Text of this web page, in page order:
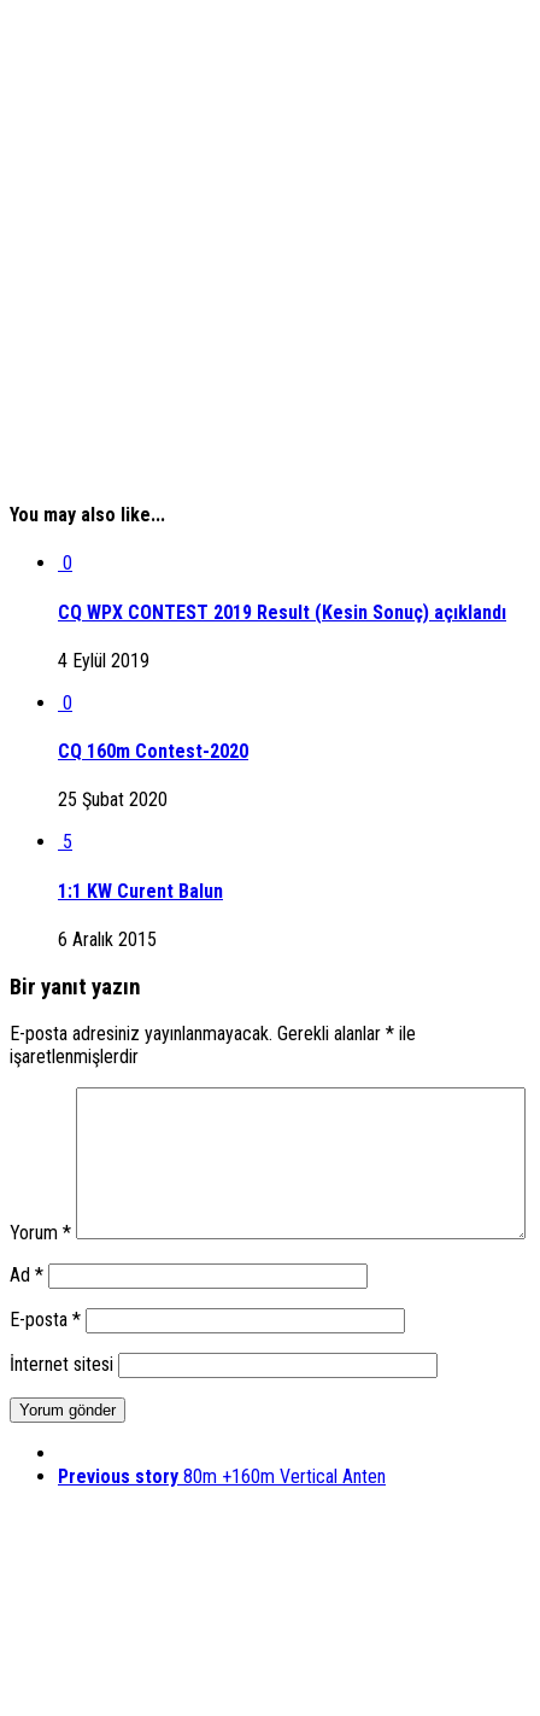
You may also like...
0
CQ WPX CONTEST 2019 Result (Kesin Sonuç) açıklandı
4 Eylül 2019
0
CQ 160m Contest-2020
25 Şubat 2020
5
1:1 KW Curent Balun
6 Aralık 2015
Bir yanıt yazın
E-posta adresiniz yayınlanmayacak. Gerekli alanlar * ile
işaretlenmişlerdir
Yorum *
Ad *
E-posta *
İnternet sitesi
Previous story 80m +160m Vertical Anten